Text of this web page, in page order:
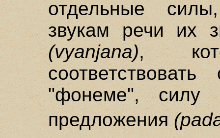
отдельные
звукам речи их
(vyanjana),
"фонеме",
предложения